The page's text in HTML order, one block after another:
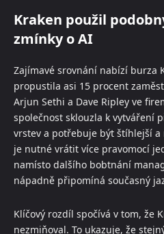
Kraken použil
zmínky o AI
Zajímavé srovnání nabízí burza
propustila asi 15 procent
Arjun Sethi a Dave Ripley ve
společnost sklouzla k vytváření
vrstev a potřebuje být štíhlejší
je nutné vrátit více pravomocí
namísto dalšího bobtnání
nápadně připomíná současný
Klíčový rozdíl spočívá v tom, že
nezmiňoval. To ukazuje, že